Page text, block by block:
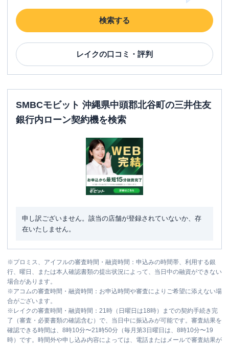
検索する
レイクの口コミ・評判
SMBCモビット 沖縄県中頭郡北谷町の三井住友
銀行内ローン契約機を検索
申し訳ございません。該当の店舗が登録されていないか、存
在いたしません。
※プロミス、アイフルの審査時間・融資時間：申込みの時間帯、利用する銀
行、曜日、または本人確認書類の提出状況によって、当日中の融資ができない
場合があります。
※アコムの審査時間・融資時間：お申込時間や審査によりご希望に添えない場
合がございます。
※ レイクの審査時間・融資時間：21時（日曜日は18時）までの契約手続き完
了（審査・必要書類の確認含む）で、当日中に振込みが可能です。審査結果を
確認できる時間は、8時10分〜21時50分（毎月第3日曜日は、8時10分〜19
時）です。時間外や申し込み内容によっては、電話またはメールで審査結果が